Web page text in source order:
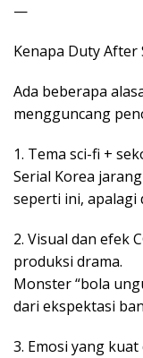
—
Kenapa Duty After
Ada beberapa
mengguncang
1. Tema sci-fi +
Serial Korea
seperti ini, apalagi
2. Visual dan efek
produksi drama.
Monster “bola
dari ekspektasi
3. Emosi yang